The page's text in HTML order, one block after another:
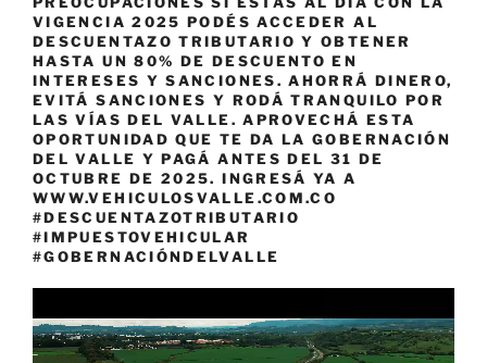
VIGENCIA 2025 PODÉS ACCEDER AL
DESCUENTAZO TRIBUTARIO Y OBTENER
HASTA UN 80% DE DESCUENTO EN
INTERESES Y SANCIONES. AHORRÁ DINERO,
EVITÁ SANCIONES Y RODÁ TRANQUILO POR
LAS VÍAS DEL VALLE. APROVECHÁ ESTA
OPORTUNIDAD QUE TE DA LA GOBERNACIÓN
DEL VALLE Y PAGÁ ANTES DEL 31 DE
OCTUBRE DE 2025. INGRESÁ YA A
WWW.VEHICULOSVALLE.COM.CO
#DESCUENTAZOTRIBUTARIO
#IMPUESTOVEHICULAR
#GOBERNACIÓNDELVALLE
de
vídeo